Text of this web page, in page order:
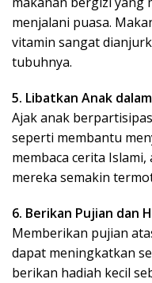
menjalani puasa.
vitamin sangat
tubuhnya.
5. Libatkan Anak
Ajak anak
seperti membantu
membaca cerita
mereka semakin
6. Berikan Pujian dan
Memberikan pujian
dapat meningkatkan
berikan hadiah kecil